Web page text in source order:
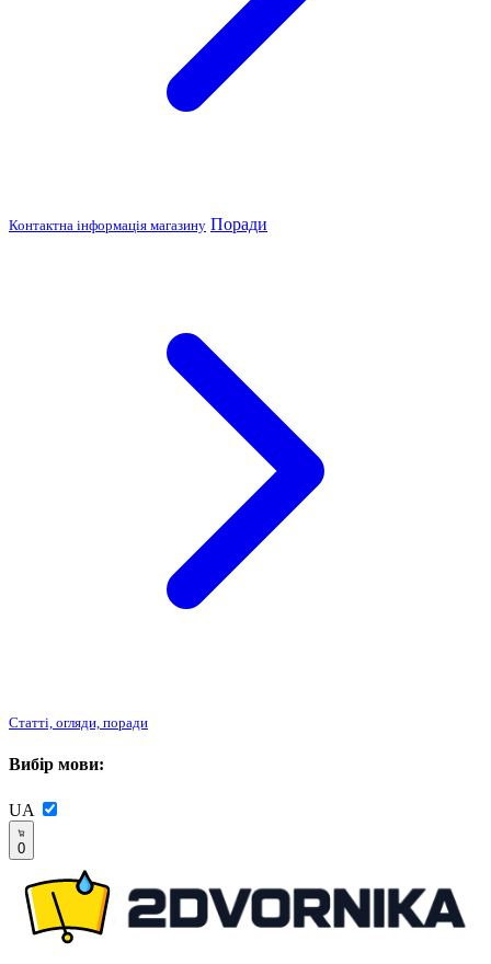
Контактна інформація магазину Поради
Статті, огляди, поради
Вибір мови:
UA
0